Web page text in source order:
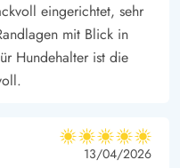
Freut euch auf
zwischen euren Zehen
um die Nase wehen.
durch die Heide- und
Hier könnt ihr euch
und auch allerlei
eingerichtet, sehr
mit Blick in
Hundehalter ist die
5 von 5
5 von 5
5 out of 5
13/04/2026